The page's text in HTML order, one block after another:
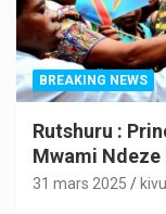
BREAKING NEWS
Rutshuru :
Mwami Ndeze
de
31 mars 2025